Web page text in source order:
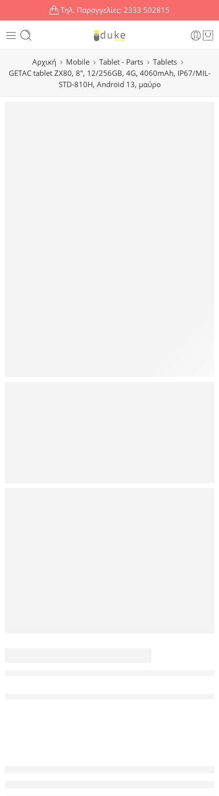
Τηλ. Παραγγελίες: 2333 502815
Αρχική Mobile Tablet - Parts
Tablets
GETAC tablet ZX80, 8″, 12/256GB, 4G, 4060mAh, IP67/MIL-
STD-810H, Android 13, μαύρο